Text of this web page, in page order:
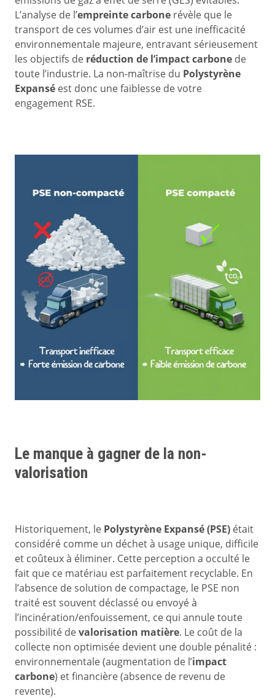
L’analyse de l’empreinte carbone révèle que le
transport de ces volumes d’air est une inefficacité
environnementale majeure, entravant sérieusement
les objectifs de réduction de l’impact carbone de
toute l’industrie. La non-maîtrise du Polystyrène
Expansé est donc une faiblesse de votre
engagement RSE.
Le manque à gagner de la non-
valorisation
Historiquement, le Polystyrène Expansé (PSE) était
considéré comme un déchet à usage unique, difficile
et coûteux à éliminer. Cette perception a occulté le
fait que ce matériau est parfaitement recyclable. En
l’absence de solution de compactage, le PSE non
traité est souvent déclassé ou envoyé à
l’incinération/enfouissement, ce qui annule toute
possibilité devalorisation matière. Le coût de la
collecte non optimisée devient une double pénalité :
environnementale (augmentation de l’impact
carbone) et financière (absence de revenu de
revente).